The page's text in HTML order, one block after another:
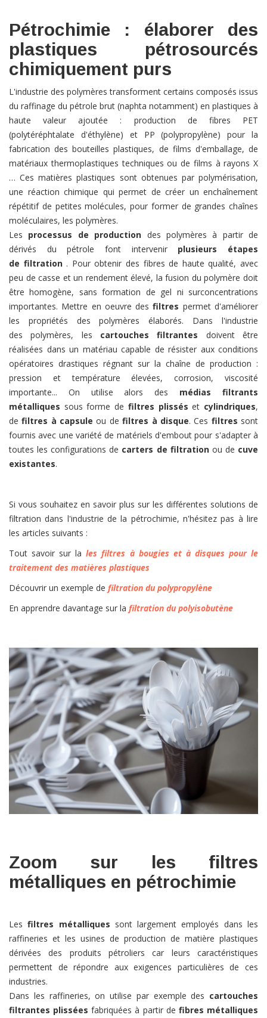
Pétrochimie : élaborer des
plastiques pétrosourcés
chimiquement purs
L'industrie des polymères transforment certains composés issus
du raffinage du pétrole brut (naphta notamment) en plastiques à
haute valeur ajoutée : production de fibres PET
(polytéréphtalate d'éthylène) et PP (polypropylène) pour la
fabrication des bouteilles plastiques, de films d'emballage, de
matériaux thermoplastiques techniques ou de films à rayons X
… Ces matières plastiques sont obtenues par polymérisation,
une réaction chimique qui permet de créer un enchaînement
répétitif de petites molécules, pour former de grandes chaînes
moléculaires, les polymères.
Les processus de production des polymères à partir de
dérivés du pétrole font intervenir plusieurs étapes
de filtration. Pour obtenir des fibres de haute qualité, avec
peu de casse et un rendement élevé, la fusion du polymère doit
être homogène, sans formation de gel ni surconcentrations
importantes. Mettre en oeuvre desfiltres permet d'améliorer
les propriétés des polymères élaborés. Dans l'industrie
des polymères, les cartouches filtrantes doivent être
réalisées dans un matériau capable de résister aux conditions
opératoires drastiques régnant sur la chaîne de production :
pression et température élevées, corrosion, viscosité
importante... On utilise alors des médias filtrants
métalliques sous forme de filtres plissés et cylindriques,
defiltres à capsule ou defiltres à disque. Ces filtres sont
fournis avec une variété de matériels d'embout pour s'adapter à
toutes les configurations de carters de filtrationou de cuve
existantes.
Si vous souhaitez en savoir plus sur les différentes solutions de
filtration dans l'industrie de la pétrochimie, n'hésitez pas à lire
les articles suivants :
Tout savoir sur lales filtres à bougies et à disques pour le
traitement des matières plastiques
Découvrir un exemple de filtration du polypropylène
En apprendre davantage sur la filtration du polyisobutène
Zoom sur les filtres
métalliques en pétrochimie
Lesfiltres métalliques sont largement employés dans les
raffineries et les usines de production de matière plastiques
dérivées des produits pétroliers car leurs caractéristiques
permettent de répondre aux exigences particulières de ces
industries.
Dans les raffineries, on utilise par exemple des cartouches
filtrantes plissées fabriquées à partir de fibres métalliques